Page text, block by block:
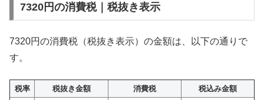
7320円の消費税｜税抜き表示
7320円の消費税（税抜き表示）の金額は、以下の通りで
す。
税率 税抜き金額 消費税
税込み金額